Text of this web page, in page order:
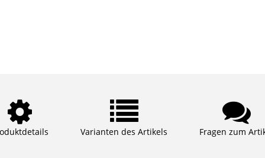
Varianten des Artikels Fragen zum